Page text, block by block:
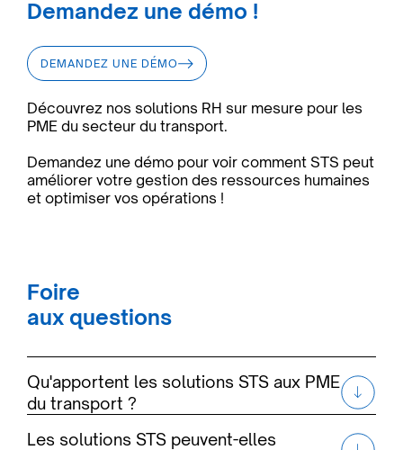
Demandez une démo !
DEMANDEZ UNE DÉMO
Découvrez nos solutions RH sur mesure pour les
PME du secteur du transport.
Demandez une démo pour voir comment STS peut
améliorer votre gestion des ressources humaines
et optimiser vos opérations !
Foire
aux questions
Qu'apportent les solutions STS aux PME
du transport ?
Les solutions STS peuvent-elles